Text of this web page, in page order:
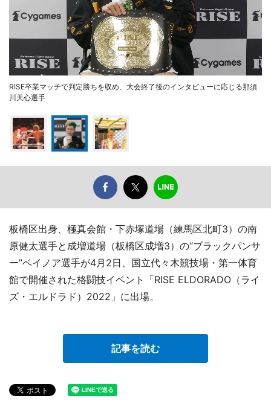
RISE卒業マッチで判定勝ちを収め、大会終了後のインタビューに応じる那須
川天心選手
板橋区出身、極真会館・下赤塚道場（練馬区北町3）の南
原健太選手と成増道場（板橋区成増3）の“ブラックパンサ
ー”ベイノア選手が4月2日、国立代々木競技場・第一体育
館で開催された格闘技イベント「RISE ELDORADO（ライ
ズ・エルドラド）2022」に出場。
記事を読む